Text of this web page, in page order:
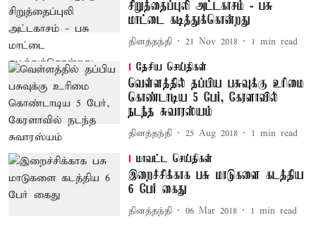
சிறுத்தைப்புலி அட்டகாசம் - பசு
மாட்டை கடித்துக்கொன்றது
தினத்தந்தி 21 Nov 2018 1 min read
தேசிய செய்திகள்
வெள்ளத்தில் தப்பிய பசுவுக்கு உரிமை
கொண்டாடிய 5 பேர், கேரளாவில்
நடந்த சுவாரஸ்யம்
தினத்தந்தி 25 Aug 2018 1 min read
மாவட்ட செய்திகள்
இறைச்சிக்காக பசு மாடுகளை கடத்திய
6 பேர் கைது
தினத்தந்தி 06 Mar 2018 1 min read